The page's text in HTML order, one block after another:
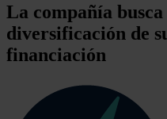
La compañía
diversificación de
financiación